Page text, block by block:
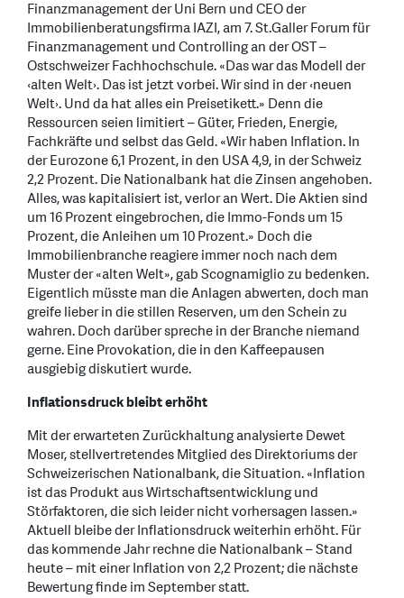
Finanzmanagement der Uni Bern und CEO der
Immobilienberatungsfirma IAZI, am 7. St.Galler Forum für
Finanzmanagement und Controlling an der OST –
Ostschweizer Fachhochschule. «Das war das Modell der
‹alten Welt›. Das ist jetzt vorbei. Wir sind in der ‹neuen
Welt›. Und da hat alles ein Preisetikett.» Denn die
Ressourcen seien limitiert – Güter, Frieden, Energie,
Fachkräfte und selbst das Geld. «Wir haben Inflation. In
der Eurozone 6,1 Prozent, in den USA 4,9, in der Schweiz
2,2 Prozent. Die Nationalbank hat die Zinsen angehoben.
Alles, was kapitalisiert ist, verlor an Wert. Die Aktien sind
um 16 Prozent eingebrochen, die Immo-Fonds um 15
Prozent, die Anleihen um 10 Prozent.» Doch die
Immobilienbranche reagiere immer noch nach dem
Muster der «alten Welt», gab Scognamiglio zu bedenken.
Eigentlich müsste man die Anlagen abwerten, doch man
greife lieber in die stillen Reserven, um den Schein zu
wahren. Doch darüber spreche in der Branche niemand
gerne. Eine Provokation, die in den Kaffeepausen
ausgiebig diskutiert wurde.
Inflationsdruck bleibt erhöht
Mit der erwarteten Zurückhaltung analysierte Dewet
Moser, stellvertretendes Mitglied des Direktoriums der
Schweizerischen Nationalbank, die Situation. «Inflation
ist das Produkt aus Wirtschaftsentwicklung und
Störfaktoren, die sich leider nicht vorhersagen lassen.»
Aktuell bleibe der Inflationsdruck weiterhin erhöht. Für
das kommende Jahr rechne die Nationalbank – Stand
heute – mit einer Inflation von 2,2 Prozent; die nächste
Bewertung finde im September statt.